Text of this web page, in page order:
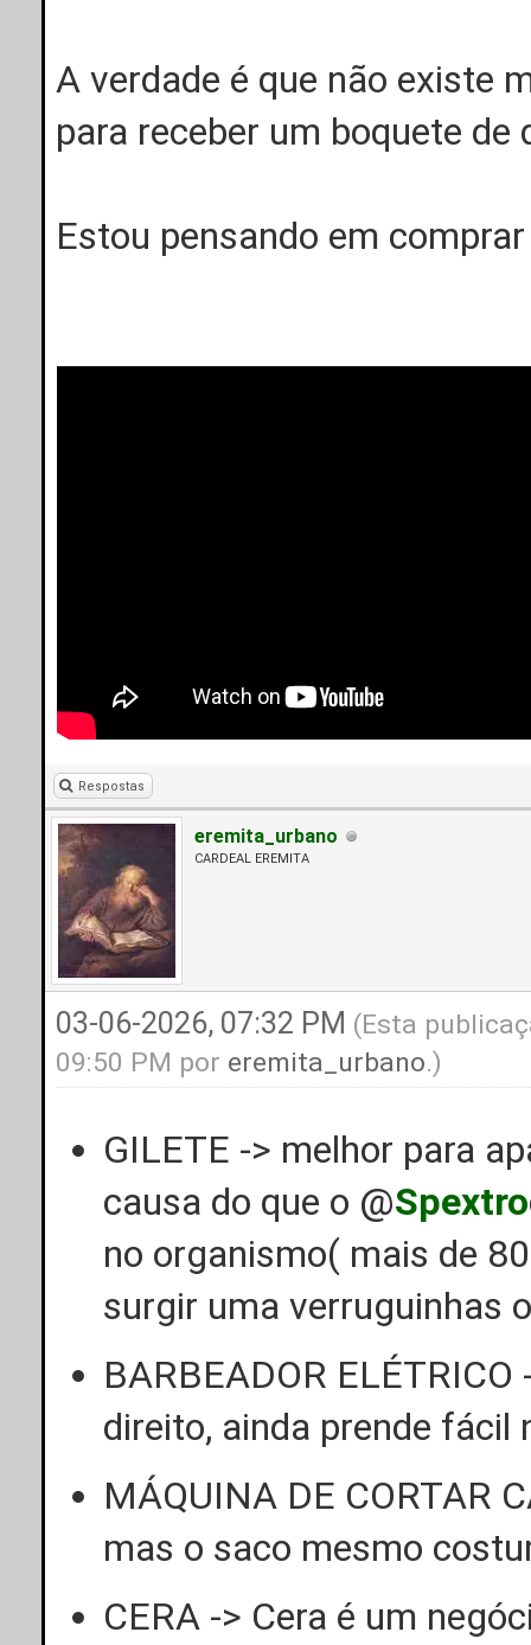
A verdade é que não existe
para receber um boquete de
Estou pensando em
Respostas
eremita_urbano
CARDEAL EREMITA
03-06-2026, 07:32 PM (Esta
09:50 PM por eremita_urbano.)
GILETE -> melhor para
causa do que o @Spextro
no organismo( mais de
surgir uma verruguinhas
BARBEADOR
direito, ainda prende fácil
MÁQUINA DE CORTAR
mas o saco mesmo
CERA -> Cera é um